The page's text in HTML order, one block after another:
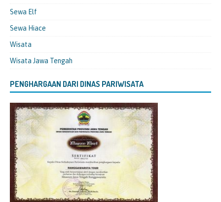
Sewa Elf
Sewa Hiace
Wisata
Wisata Jawa Tengah
PENGHARGAAN DARI DINAS PARIWISATA